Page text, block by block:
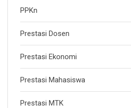
PPKn
Prestasi Dosen
Prestasi Ekonomi
Prestasi Mahasiswa
Prestasi MTK